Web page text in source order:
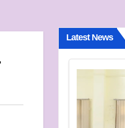
Latest News